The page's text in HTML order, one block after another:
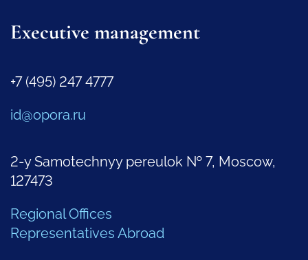
Executive management
+7 (495) 247 4777
id@opora.ru
2-y Samotechnyy pereulok № 7, Moscow,
127473
Regional Offices
Representatives Abroad